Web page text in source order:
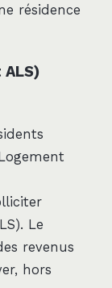
résidence
ALS)
Le
revenus
hors